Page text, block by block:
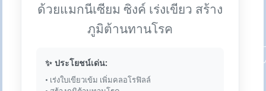
ด้วยแมกนีเซียม ซิงค์ เร่งเขียว สร้าง
ภูมิต้านทานโรค
✨ ประโยชน์เด่น:
• เร่งใบเขียวเข้ม เพิ่มคลอโรฟิลล์